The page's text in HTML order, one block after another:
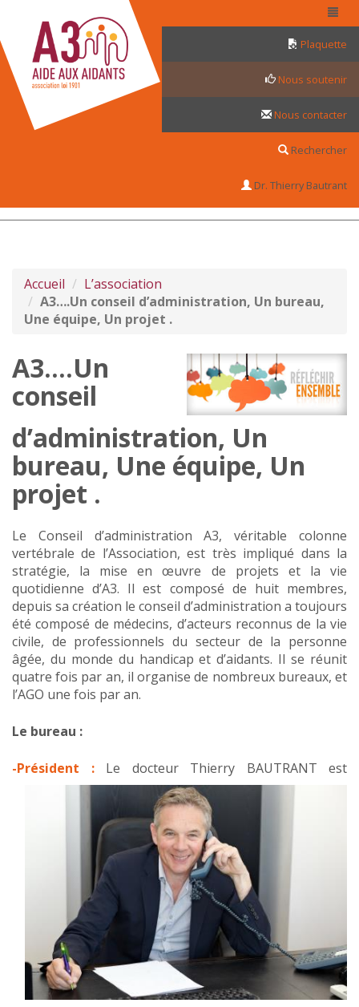
Plaquette
Nous soutenir
Nous contacter
Rechercher
Dr. Thierry Bautrant
Accueil
L’association
A3….Un conseil d’administration, Un bureau,
Une équipe, Un projet .
A3….Un
conseil
d’administration, Un
bureau, Une équipe, Un
projet .
Le Conseil d’administration A3, véritable colonne
vertébrale de l’Association, est très impliqué dans la
stratégie, la mise en œuvre de projets et la vie
quotidienne d’A3. Il est composé de huit membres,
depuis sa création le conseil d’administration a toujours
été composé de médecins, d’acteurs reconnus de la vie
civile, de professionnels du secteur de la personne
âgée, du monde du handicap et d’aidants. Il se réunit
quatre fois par an, il organise de nombreux bureaux, et
l’AGO une fois par an.
Le bureau :
-Président : Le docteur Thierry BAUTRANT est
Panneau de gestion des cookies